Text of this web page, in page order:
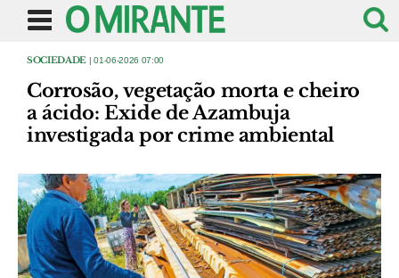
SOCIEDADE | 01-06-2026 07:00
Corrosão, vegetação morta e cheiro
a ácido: Exide de Azambuja
investigada por crime ambiental